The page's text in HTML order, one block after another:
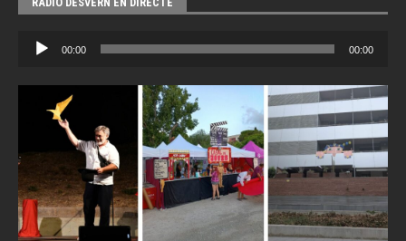
Reproductor
d'àudio
00:00 00:00